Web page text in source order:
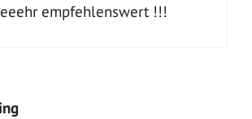
empfehlenswert !!!